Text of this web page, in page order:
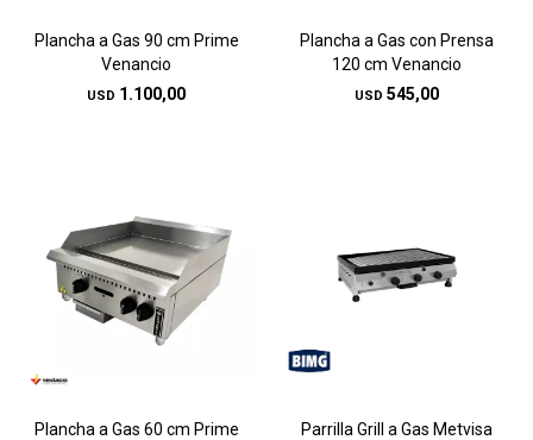
Plancha a Gas 90 cm Prime
Venancio
USD 1.100,00
Plancha a Gas con Prensa
120 cm Venancio
USD 545,00
Plancha a Gas 60 cm Prime
Parrilla Grill a Gas Metvisa